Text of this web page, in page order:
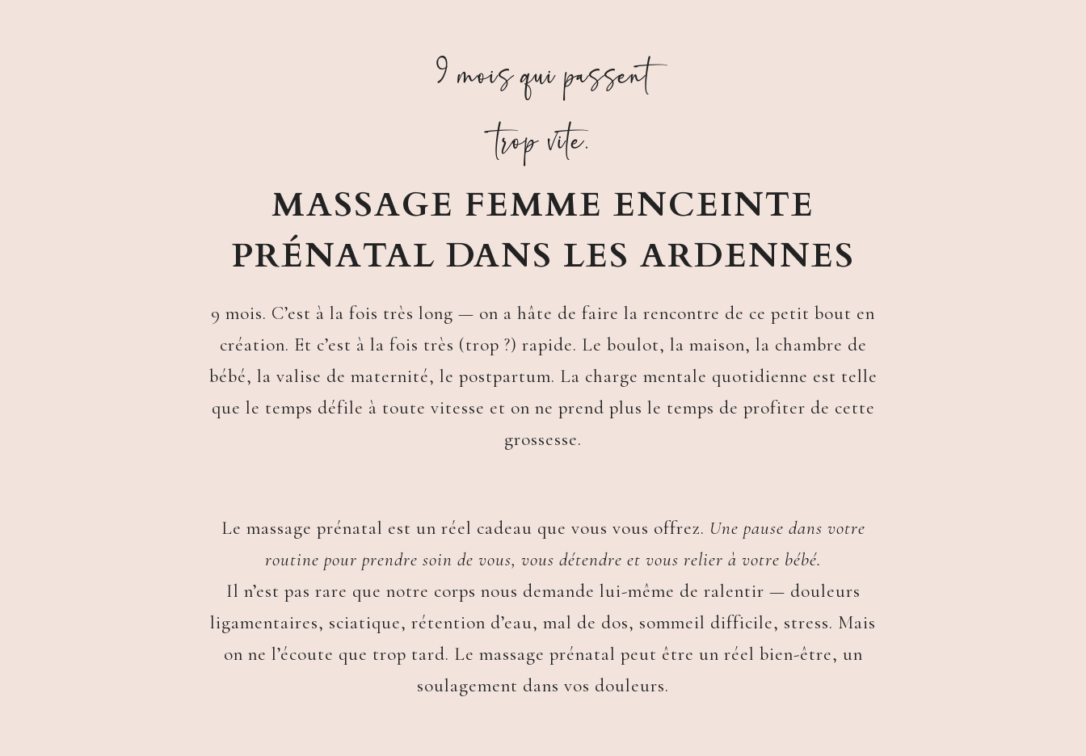
9 mois qui passent
trop vite.
MASSAGE FEMME ENCEINTE
PRÉNATAL DANS LES ARDENNES
9 mois. C’est à la fois très long — on a hâte de faire la rencontre de ce petit bout en
création. Et c’est à la fois très (trop ?) rapide. Le boulot, la maison, la chambre de
bébé, la valise de maternité, le postpartum. La charge mentale quotidienne est telle
que le temps défile à toute vitesse et on ne prend plus le temps de profiter de cette
grossesse.
Le massage prénatal est un réel cadeau que vous vous offrez. Une pause dans votre
routine pour prendre soin de vous, vous détendre et vous relier à votre bébé.
Il n’est pas rare que notre corps nous demande lui-même de ralentir — douleurs
ligamentaires, sciatique, rétention d’eau, mal de dos, sommeil difficile, stress. Mais
on ne l’écoute que trop tard. Le massage prénatal peut être un réel bien-être, un
soulagement dans vos douleurs.